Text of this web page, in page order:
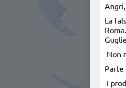
La
Non
Parte
I